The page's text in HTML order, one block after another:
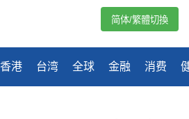
香港 台湾 全球 金融 消费
简体/繁體切換